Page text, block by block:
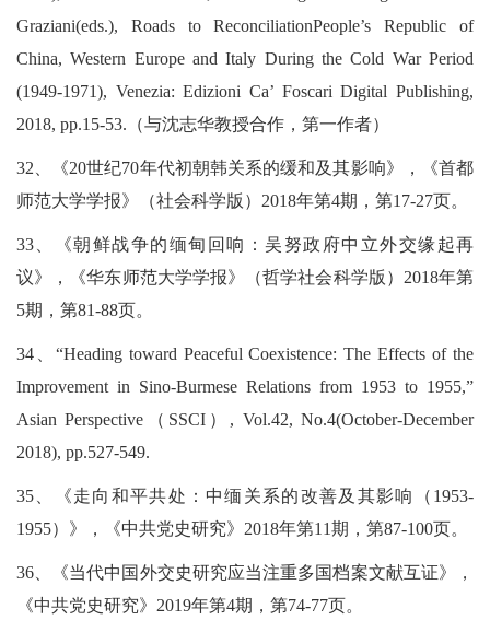
Graziani(eds.), Roads to ReconciliationPeople’s Republic of
China, Western Europe and Italy During the Cold War Period
(1949-1971), Venezia: Edizioni Ca’ Foscari Digital Publishing,
2018, pp.15-53.（与沈志华教授合作，第一作者）
32、《20世纪70年代初朝韩关系的缓和及其影响》，《首都
师范大学学报》（社会科学版）2018年第4期，第17-27页。
33、《朝鲜战争的缅甸回响：吴努政府中立外交缘起再
议》，《华东师范大学学报》（哲学社会科学版）2018年第
5期，第81-88页。
34、“Heading toward Peaceful Coexistence: The Effects of the
Improvement in Sino-Burmese Relations from 1953 to 1955,”
Asian Perspective（SSCI）, Vol.42, No.4(October-December
2018), pp.527-549.
35、《走向和平共处：中缅关系的改善及其影响（1953-
1955）》，《中共党史研究》2018年第11期，第87-100页。
36、《当代中国外交史研究应当注重多国档案文献互证》，
《中共党史研究》2019年第4期，第74-77页。